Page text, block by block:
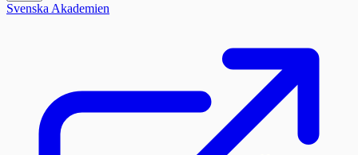
Svenska Akademien